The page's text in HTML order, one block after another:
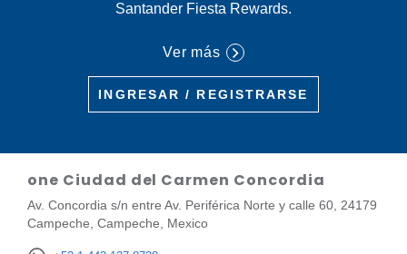
Santander Fiesta Rewards.
Ver más
INGRESAR / REGISTRARSE
one Ciudad del Carmen Concordia
Av. Concordia s/n entre Av. Periférica Norte y calle 60, 24179
Campeche, Campeche, Mexico